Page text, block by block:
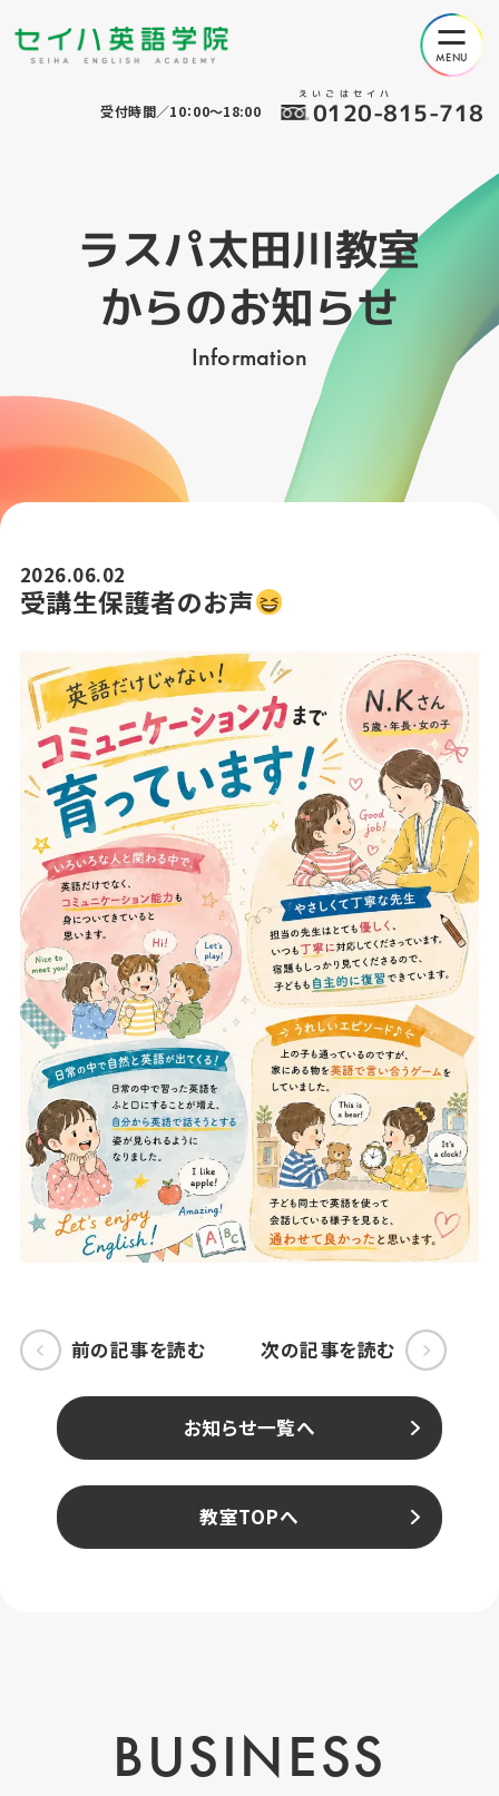
えいごはセイハ
0120-815-718
受付時間／10：00～18:00
ラスパ太田川教室
からのお知らせ
Information
2026.06.02
受講生保護者のお声
前の記事を読む 次の記事を読む
お知らせ一覧へ
教室TOPへ
BUSINESS